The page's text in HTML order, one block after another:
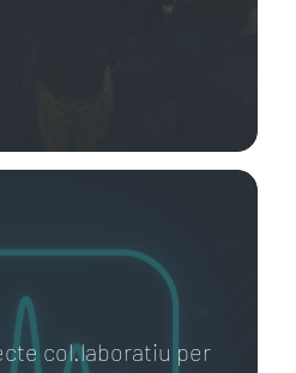
col.laboratiu per